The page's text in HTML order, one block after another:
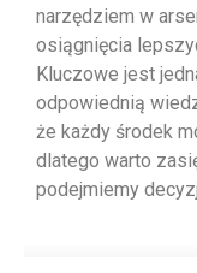
narzędziem w
osiągnięcia
Kluczowe jest
odpowiednią
że każdy środek
dlatego warto
podejmiemy